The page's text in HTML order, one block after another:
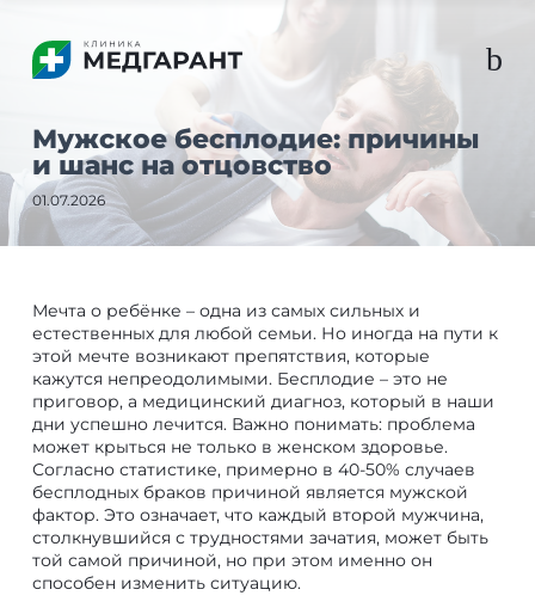
b
Мужское бесплодие: причины
и шанс на отцовство
01.07.2026
Мечта о ребёнке – одна из самых сильных и
естественных для любой семьи. Но иногда на пути к
этой мечте возникают препятствия, которые
кажутся непреодолимыми. Бесплодие – это не
приговор, а медицинский диагноз, который в наши
дни успешно лечится. Важно понимать: проблема
может крыться не только в женском здоровье.
Согласно статистике, примерно в 40-50% случаев
бесплодных браков причиной является мужской
фактор. Это означает, что каждый второй мужчина,
столкнувшийся с трудностями зачатия, может быть
той самой причиной, но при этом именно он
способен изменить ситуацию.